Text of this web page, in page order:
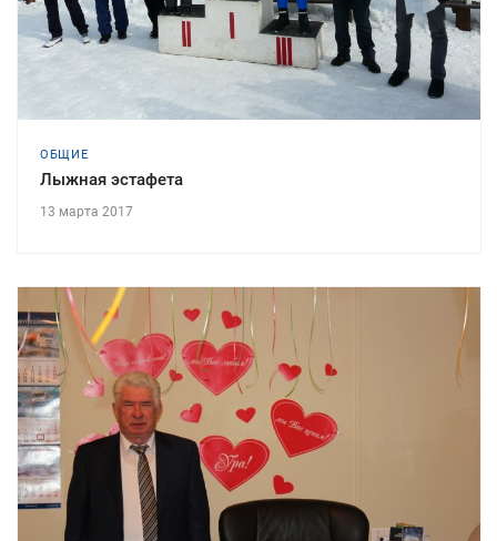
ОБЩИЕ
Лыжная эстафета
13 марта 2017